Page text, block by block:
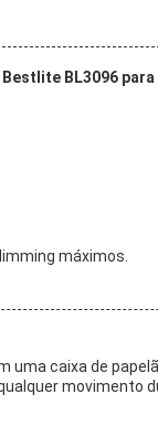
BL3096
máximos.
uma caixa de
movimento